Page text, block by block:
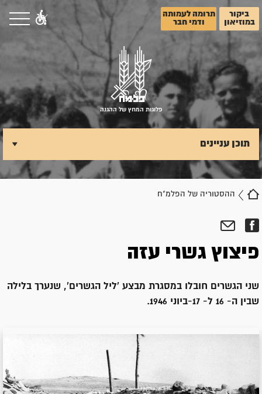
ביקור
במוזיאון
תרומה לעמותה
ודמי חבר
פלוגות המחץ של ההגנה
ההסטוריה של הפלמ"ח
תוכן עניינים
פיצוץ גשרי עזה
שני הגשרים חובלו במסגרת מבצע 'ליל הגשרים', שנערך בלילה
שבין ה- 16 ל- 17-ביוני 1946.